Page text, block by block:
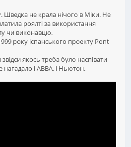
Шведка не крала нічого в Міки. Не
роялті за використання
чи виконавцю.
року іспанського проекту Pont
якось треба було наспівати
і ABBA, і Ньютон.